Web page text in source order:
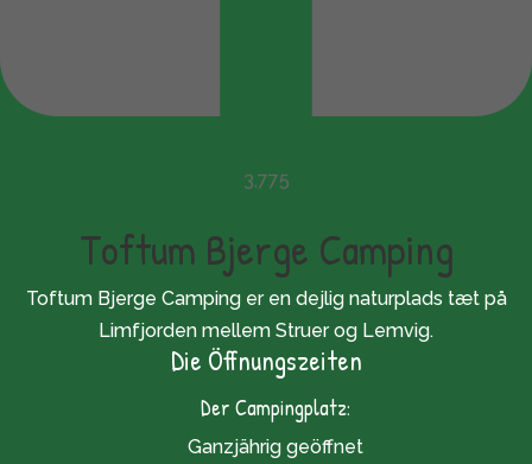
3,775
Toftum Bjerge Camping
Toftum Bjerge Camping er en dejlig naturplads tæt på
Limfjorden mellem Struer og Lemvig.
Die Öffnungszeiten
Der Campingplatz:
Ganzjährig geöffnet